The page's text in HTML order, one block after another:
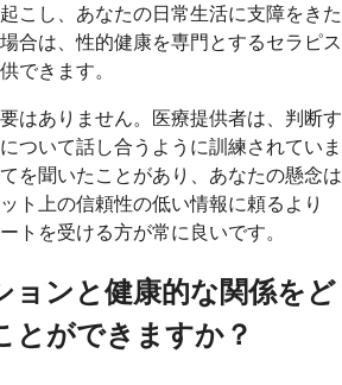
こし、あなたの日常生活に支障をきた
合は、性的健康を専門とするセラピス
できます。
はありません。医療提供者は、判断す
ついて話し合うように訓練されていま
を聞いたことがあり、あなたの懸念は
ト上の信頼性の低い情報に頼るより
トを受ける方が常に良いです。
ョンと健康的な関係をど
とができますか？